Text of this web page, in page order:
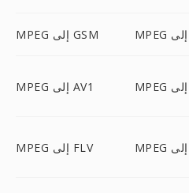
MPEG إلى GSM
MPEG إلى AV1
MPEG إلى FLV